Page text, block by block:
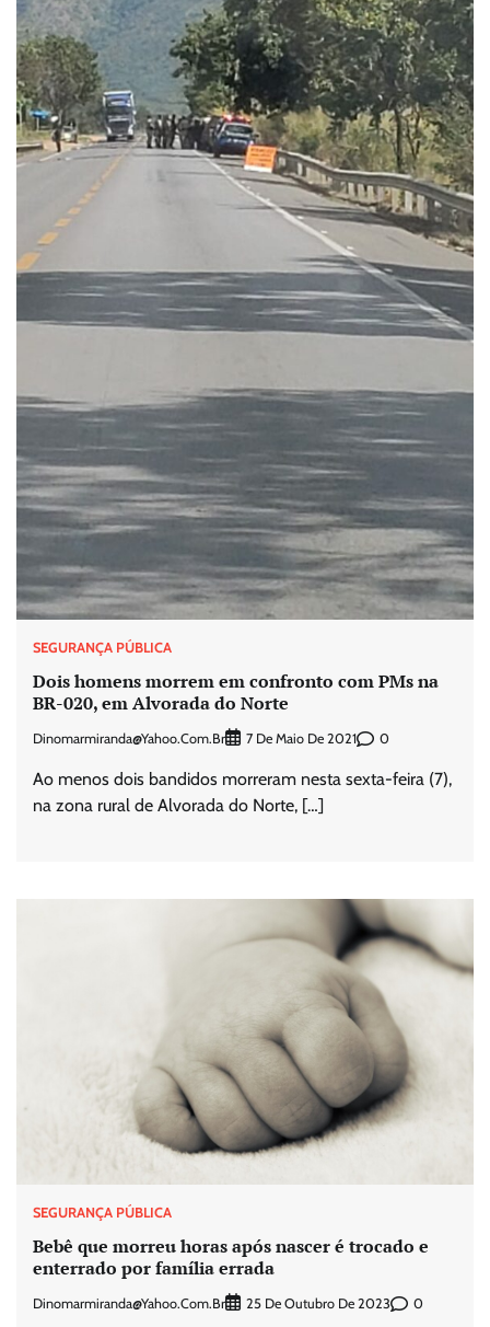
SEGURANÇA PÚBLICA
Dois homens morrem em confronto com PMs na
BR-020, em Alvorada do Norte
Dinomarmiranda@yahoo.com.br 7 De Maio De 2021 0
Ao menos dois bandidos morreram nesta sexta-feira (7),
na zona rural de Alvorada do Norte, […]
SEGURANÇA PÚBLICA
Bebê que morreu horas após nascer é trocado e
enterrado por família errada
Dinomarmiranda@yahoo.com.br 25 De Outubro De 2023 0